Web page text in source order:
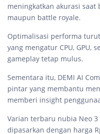
meningkatkan akurasi saat
maupun battle royale.
Optimalisasi performa
yang mengatur CPU, GPU,
gameplay tetap mulus.
Sementara itu, DEMI AI
pintar yang membantu
memberi insight
Varian terbaru nubia Neo 3
dipasarkan dengan harga